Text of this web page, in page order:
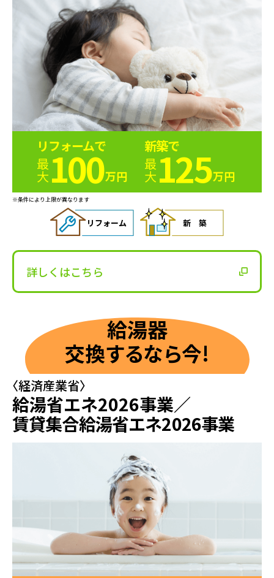
リフォームで
最大100万円
新築で
最大125万円
※条件により上限が異なります
リフォーム 新築
詳しくはこちら
〈経済産業省〉
給湯省エネ2026事業／
賃貸集合給湯省エネ2026事業
給湯器
交換するなら今!